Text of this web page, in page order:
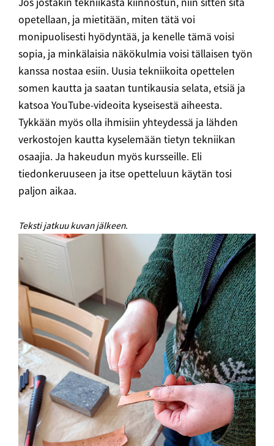
opetellaan, ja mietitään, miten tätä voi
monipuolisesti hyödyntää, ja kenelle tämä voisi
sopia, ja minkälaisia näkökulmia voisi tällaisen työn
kanssa nostaa esiin. Uusia tekniikoita opettelen
somen kautta ja saatan tuntikausia selata, etsiä ja
katsoa YouTube-videoita kyseisestä aiheesta.
Tykkään myös olla ihmisiin yhteydessä ja lähden
verkostojen kautta kyselemään tietyn tekniikan
osaajia. Ja hakeudun myös kursseille. Eli
tiedonkeruuseen ja itse opetteluun käytän tosi
paljon aikaa.
Teksti jatkuu kuvan jälkeen.